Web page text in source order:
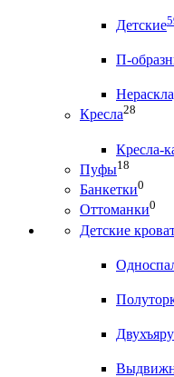
Детские
П-
Кресла28
Кресла-
Пуфы18
Банкетки0
Оттоманки0
Детские